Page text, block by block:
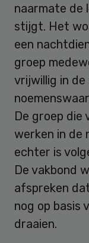
naarmate de
stijgt. Het
een
groep
vrijwillig in
De groep
werken in de
echter is
De vakbond
afspreken
nog op basis
draaien.